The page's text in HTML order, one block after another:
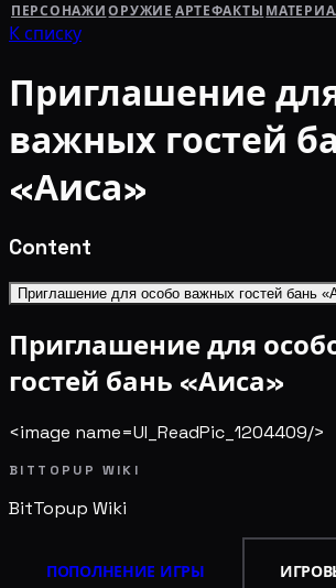
ПЕРСОНАЖИ ОРУЖИЕ АРТЕФАКТЫ
К списку
Приглашение
важных гостей
«Аиса»
Content
Приглашение для особо важных гостей бань
Приглашение для
гостей бань «Аиса»
<image name=UI_ReadPic_1204409/>
BITTOPUP WIKI
BitTopup Wiki
ПОПОЛНЕНИЕ ИГРЫ